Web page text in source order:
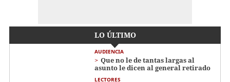
LO ÚLTIMO
AUDIENCIA
Que no le de tantas largas al
asunto le dicen al general retirado
LECTORES